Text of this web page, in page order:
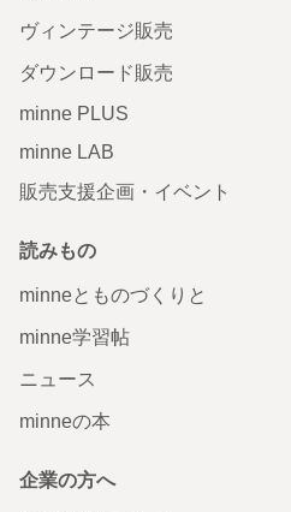
ヴィンテージ販売
ダウンロード販売
minne PLUS
minne LAB
販売支援企画・イベント
読みもの
minneとものづくりと
minne学習帖
ニュース
minneの本
企業の方へ